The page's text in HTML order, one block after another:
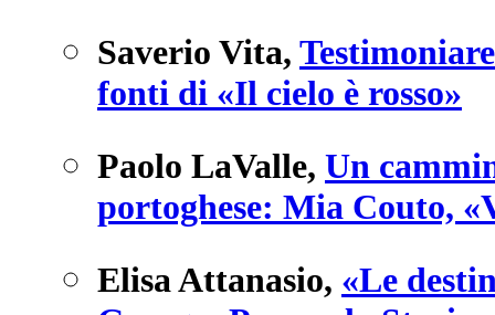
Saverio Vita,
fonti di «Il cielo è rosso»
Paolo LaValle, Un
portoghese: Mia Couto,
Elisa Attanasio, «Le